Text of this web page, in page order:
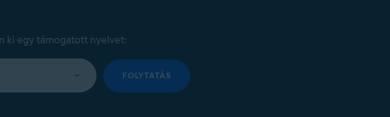
ki egy támogatott nyelvet:
FOLYTATÁS